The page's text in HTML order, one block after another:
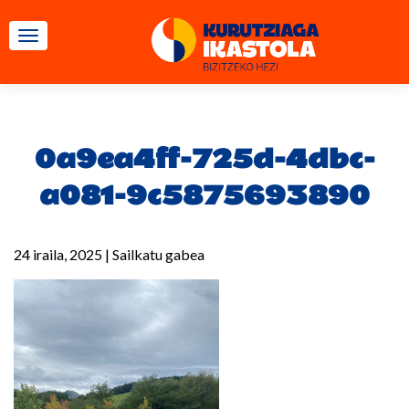
TOGGLE NAVIGATION
0a9ea4ff-725d-4dbc-
a081-9c5875693890
24 iraila, 2025 | Sailkatu gabea